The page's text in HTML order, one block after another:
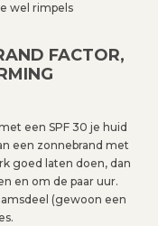
wel rimpels
FACTOR,
een SPF 30 je huid
een zonnebrand met
goed laten doen, dan
en om de paar uur.
(gewoon een